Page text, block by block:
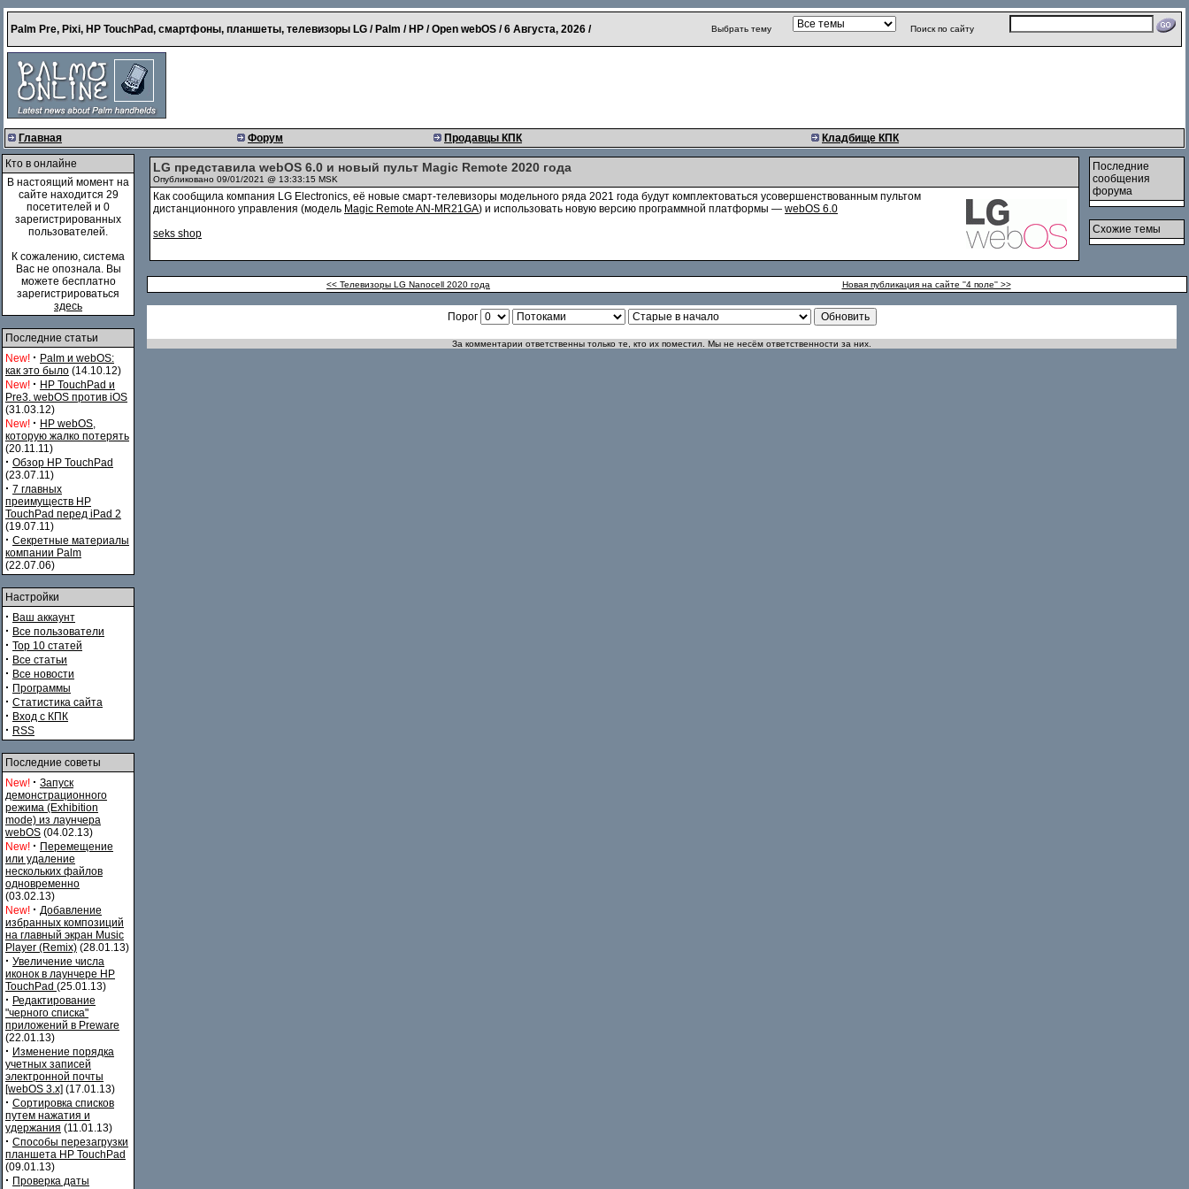
Palm Pre, Pixi, HP TouchPad, смартфоны, планшеты, телевизоры LG / Palm / HP / Open webOS /6 Августа, 2026 / Выбрать тему Поиск по сайту
Главная Форум Продавцы КПК Кладбище КПК
Кто в онлайне
В настоящий момент на
сайте находится 29
посетителей и 0
зарегистрированных
пользователей.
К сожалению, система
Вас не опознала. Вы
можете бесплатно
зарегистрироваться
здесь
Последние статьи
New! · Palm и webOS:
как это было (14.10.12)
New! · HP TouchPad и
Pre3. webOS против iOS
(31.03.12)
New! · HP webOS,
которую жалко потерять
(20.11.11)
· Обзор HP TouchPad
(23.07.11)
· 7 главных
преимуществ HP
TouchPad перед iPad 2
(19.07.11)
· Секретные материалы
компании Palm
(22.07.06)
Настройки
· Ваш аккаунт
· Все пользователи
· Top 10 статей
· Все статьи
· Все новости
· Программы
· Статистика сайта
· Вход с КПК
· RSS
Последние советы
New! · Запуск
демонстрационного
режима (Exhibition
mode) из лаунчера
webOS (04.02.13)
New! · Перемещение
или удаление
нескольких файлов
одновременно
(03.02.13)
New! · Добавление
избранных композиций
на главный экран Music
Player (Remix) (28.01.13)
· Увеличение числа
иконок в лаунчере HP
TouchPad (25.01.13)
· Редактирование
"черного списка"
приложений в Preware
(22.01.13)
· Изменение порядка
учетных записей
электронной почты
[webOS 3.x] (17.01.13)
· Сортировка списков
путем нажатия и
удержания (11.01.13)
· Способы перезагрузки
планшета HP TouchPad
(09.01.13)
· Проверка даты
LG представила webOS 6.0 и новый пульт Magic Remote 2020 года
Опубликовано 09/01/2021 @ 13:33:15 MSK
Как сообщила компания LG Electronics, её новые смарт-телевизоры модельного ряда 2021 года будут комплектоваться усовершенствованным пультом
дистанционного управления (модель Magic Remote AN-MR21GA) и использовать новую версию программной платформы — webOS 6.0
seks shop
Последние
сообщения
форума
Схожие темы
<< Телевизоры LG Nanocell 2020 года Новая публикация на сайте ''4 поле'' >>
Порог
За комментарии ответственны только те, кто их поместил. Мы не несём ответственности за них.